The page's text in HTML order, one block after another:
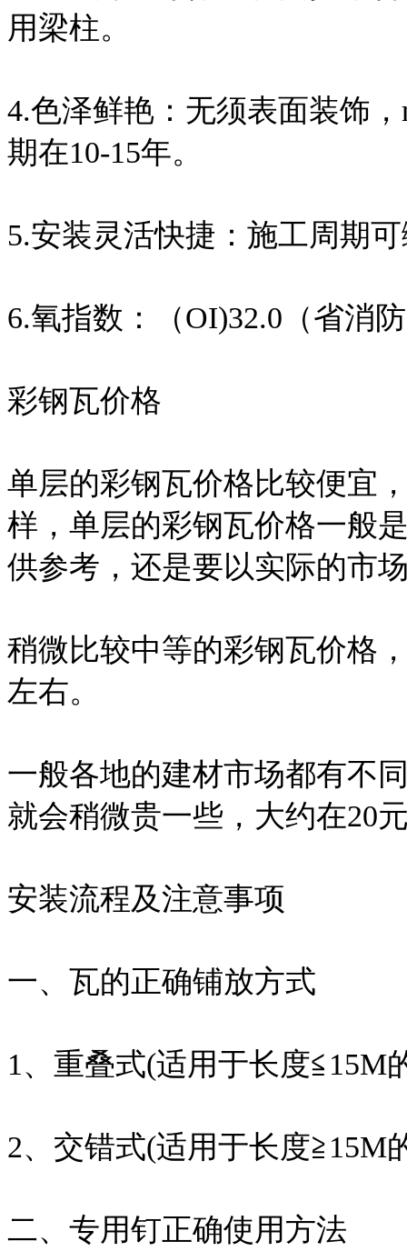
用梁柱。
4.色泽鲜艳：无须表面装饰
期在10-15年。
5.安装灵活快捷：施工周期
6.氧指数：（OI)32.0（省消
彩钢瓦价格
单层的彩钢瓦价格比较便宜
样，单层的彩钢瓦价格一般
供参考，还是要以实际的市
稍微比较中等的彩钢瓦价格
左右。
一般各地的建材市场都有不
就会稍微贵一些，大约在20
安装流程及注意事项
一、瓦的正确铺放方式
1、重叠式(适用于长度≦15M
2、交错式(适用于长度≧15M
二、专用钉正确使用方法